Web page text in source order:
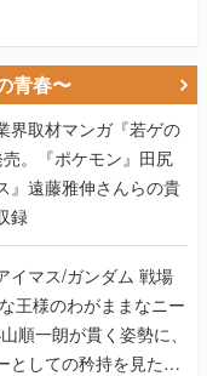
青春〜
界取材マンガ『若ゲの
。『ポケモン』田尻
』遠藤雅伸さんらの貴
録
マス/ガンダム 戦場
王様のわがままなニー
順一朗が貫く姿勢に、
としての矜持を見た